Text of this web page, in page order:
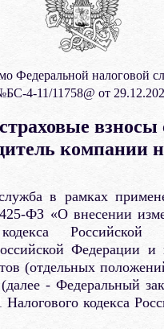
Федеральной налоговой
4-11/11758@ от
компании
в рамках
ФЗ «О внесении
Российской
Федерации
(отдельных
- Федеральный
кодекса